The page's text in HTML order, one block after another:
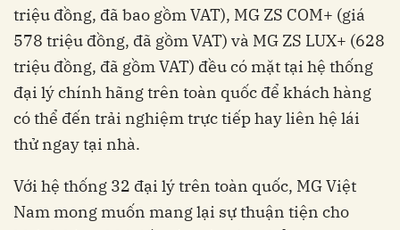
triệu đồng, đã bao gồm VAT), MG ZS COM+ (giá
578 triệu đồng, đã gồm VAT) và MG ZS LUX+ (628
triệu đồng, đã gồm VAT) đều có mặt tại hệ thống
đại lý chính hãng trên toàn quốc để khách hàng
có thể đến trải nghiệm trực tiếp hay liên hệ lái
thử ngay tại nhà.
Với hệ thống 32 đại lý trên toàn quốc, MG Việt
Nam mong muốn mang lại sự thuận tiện cho